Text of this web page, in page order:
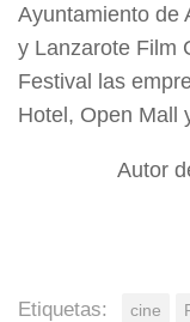
Ayuntamiento de
y Lanzarote Film
Festival las
Hotel, Open Mall
Autor
Etiquetas: cine